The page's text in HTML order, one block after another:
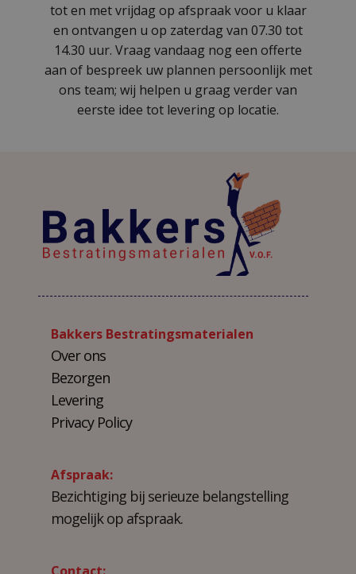
tot en met vrijdag op afspraak voor u klaar
en ontvangen u op zaterdag van 07.30 tot
14.30 uur. Vraag vandaag nog een offerte
aan of bespreek uw plannen persoonlijk met
ons team; wij helpen u graag verder van
eerste idee tot levering op locatie.
Bakkers Bestratingsmaterialen
Over ons
Bezorgen
Levering
Privacy Policy
Afspraak:
Bezichtiging bij serieuze belangstelling
mogelijk op afspraak.